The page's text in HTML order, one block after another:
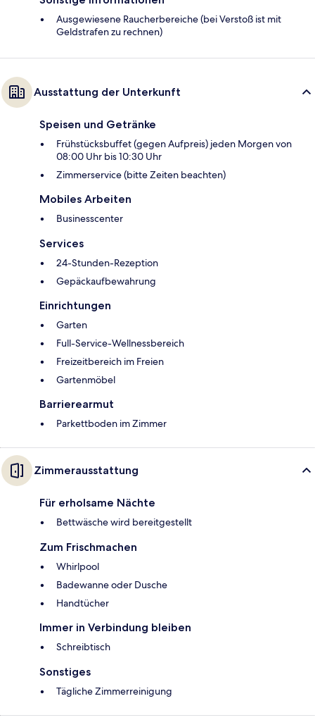
Ausgewiesene Raucherbereiche (bei Verstoß ist mit
Geldstrafen zu rechnen)
Ausstattung der Unterkunft
Speisen und Getränke
Frühstücksbuffet (gegen Aufpreis) jeden Morgen von
08:00 Uhr bis 10:30 Uhr
Zimmerservice (bitte Zeiten beachten)
Mobiles Arbeiten
Businesscenter
Services
24-Stunden-Rezeption
Gepäckaufbewahrung
Einrichtungen
Garten
Full-Service-Wellnessbereich
Freizeitbereich im Freien
Gartenmöbel
Barrierearmut
Parkettboden im Zimmer
Zimmerausstattung
Für erholsame Nächte
Bettwäsche wird bereitgestellt
Zum Frischmachen
Whirlpool
Badewanne oder Dusche
Handtücher
Immer in Verbindung bleiben
Schreibtisch
Sonstiges
Tägliche Zimmerreinigung